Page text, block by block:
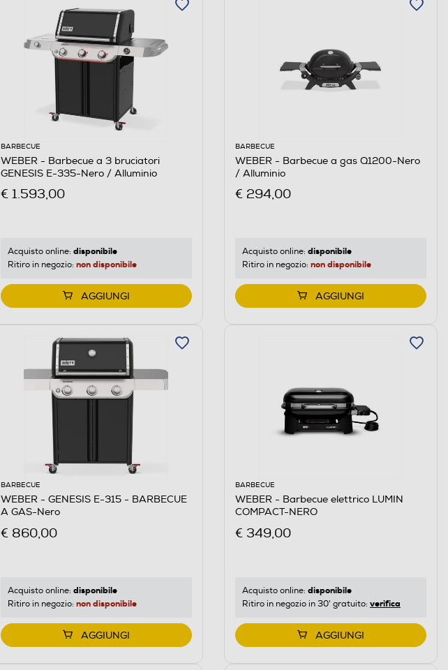
BARBECUE
WEBER - Barbecue a 3 bruciatori
GENESIS E-335-Nero / Alluminio
€ 1.593,00
Acquisto online: disponibile
Ritiro in negozio: non disponibile
AGGIUNGI
BARBECUE
WEBER - Barbecue a gas Q1200-Nero
/ Alluminio
€ 294,00
Acquisto online: disponibile
Ritiro in negozio: non disponibile
AGGIUNGI
BARBECUE
WEBER - GENESIS E-315 - BARBECUE
A GAS-Nero
€ 860,00
Acquisto online: disponibile
Ritiro in negozio: non disponibile
AGGIUNGI
BARBECUE
WEBER - Barbecue elettrico LUMIN
COMPACT-NERO
€ 349,00
Acquisto online: disponibile
Ritiro in negozio in 30' gratuito: verifica
AGGIUNGI